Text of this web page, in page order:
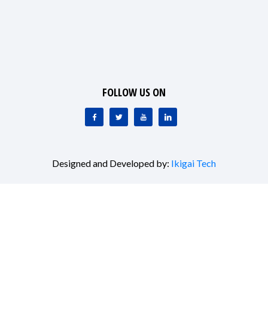
FOLLOW US ON
Designed and Developed by: Ikigai Tech